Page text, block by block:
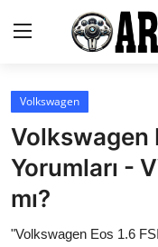
Giriş yapmak
Anasayfa
İletişim
Araba Markaları
Volkswagen
Volkswagen
Yorumları -
mı?
"Volkswagen Eos 1.6